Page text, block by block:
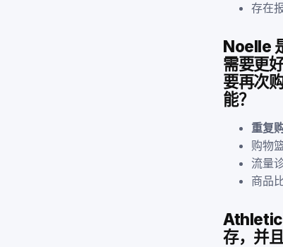
存在
Noelle
需要更
要再次
能？
重复
购物
流量
商品
存，并